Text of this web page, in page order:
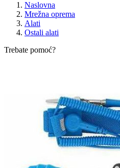
Naslovna
Mrežna oprema
Alati
Ostali alati
Trebate pomoć?